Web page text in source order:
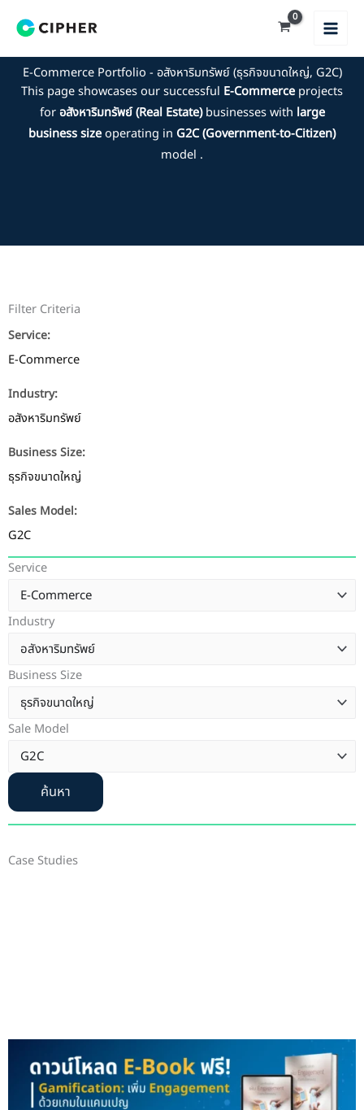
E-Commerce Portfolio - อสังหาริมทรัพย์ (ธุรกิจขนาดใหญ่, G2C)
This page showcases our successful E-Commerce projects
forอสังหาริมทรัพย์ (Real Estate)businesses with large
business sizeoperating in G2C (Government-to-Citizen)
model .
Filter Criteria
Service:
E-Commerce
Industry:
อสังหาริมทรัพย์
Business Size:
ธุรกิจขนาดใหญ่
Sales Model:
G2C
Service
Industry
Business Size
Sale Model
ค้นหา
Case Studies